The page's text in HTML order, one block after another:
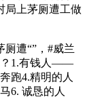
局上茅厕遭工做
遭“”，#威兰
？1.有钱人——
跑4.精明的人
6. 诚恳的人